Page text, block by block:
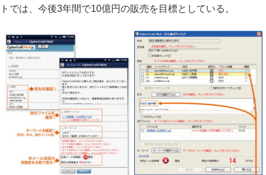
トでは、今後3年間で10億円の販売を目標としている。